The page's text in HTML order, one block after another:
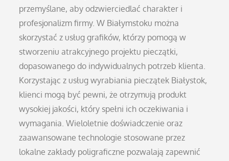
przemyślane, aby odzwierciedlać charakter i
profesjonalizm firmy. W Białymstoku można
skorzystać z usług grafików, którzy pomogą w
stworzeniu atrakcyjnego projektu pieczątki,
dopasowanego do indywidualnych potrzeb klienta.
Korzystając z usług wyrabiania pieczątek Białystok,
klienci mogą być pewni, że otrzymują produkt
wysokiej jakości, który spełni ich oczekiwania i
wymagania. Wieloletnie doświadczenie oraz
zaawansowane technologie stosowane przez
lokalne zakłady poligraficzne pozwalają zapewnić